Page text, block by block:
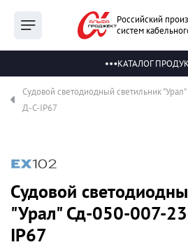
Российский
систем
КАТАЛОГ
Судовой светодиодный светильник
Д-С-IP67
Судовой
"Урал" Сд-050-007-
IP67